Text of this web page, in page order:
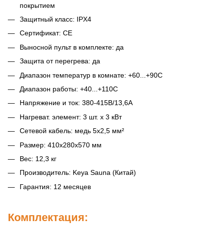
покрытием
Защитный класс: IPX4
Сертификат: СЕ
Выносной пульт в комплекте: да
Защита от перегрева: да
Диапазон температур в комнате: +60...+90С
Диапазон работы: +40...+110С
Напряжение и ток: 380-415В/13,6А
Нагреват. элемент: 3 шт. х 3 кВт
Сетевой кабель: медь 5х2,5 мм²
Размер: 410х280х570 мм
Вес: 12,3 кг
Производитель: Keya Sauna (Китай)
Гарантия: 12 месяцев
Комплектация: